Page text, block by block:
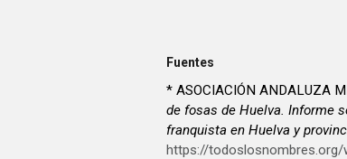
Fuentes
* ASOCIACIÓN ANDALUZA
de fosas de Huelva. Informe
franquista en Huelva y
https://todoslosnombres.org/